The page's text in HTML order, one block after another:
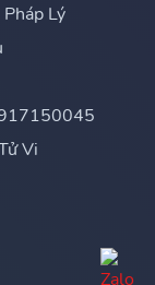
Lý
Vi